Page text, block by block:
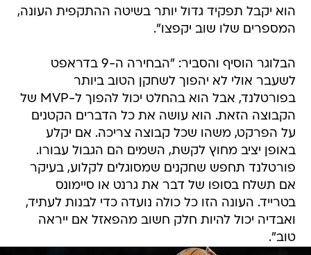
הוא יקבל תפקיד גדול יותר בשיטה ההתקפית העונה,
המספרים שלו שוב יקפצו".
הבלוגר הוסיף והסביר: "הבחירה ה-9 בדראפט
לשעבר אולי לא יהפוך לשחקן הטוב ביותר
בפורטלנד, אבל הוא בהחלט יכול להפוך ל-MVP של
הקבוצה הזאת. הוא עושה את כל הדברים הקטנים
על הפרקט, משהו שכל קבוצה צריכה. אם יקלע
באופן יציב מחוץ לקשת, השמים הם הגבול עבורו.
פורטלנד תחפש שחקנים שמסוגלים לקלוע, בעיקר
אם תשלח בסופו של דבר את גרנט או סיימונס
בטרייד. העונה הזו כל כולה נועדה כדי לבנות לעתיד,
ואבדיה יכול להיות חלק חשוב מהפאזל אם ייראה
טוב".